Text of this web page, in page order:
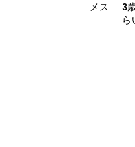
メス
3
ら